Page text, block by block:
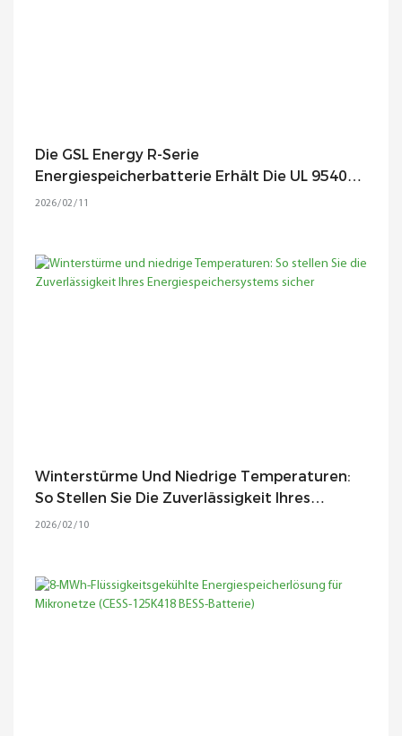
Die GSL Energy R-Serie
Energiespeicherbatterie Erhält Die UL 9540A-
Und UL 1973-Zertifizierungen Und Erfüllt
2026 02 11
Winterstürme Und Niedrige Temperaturen:
So Stellen Sie Die Zuverlässigkeit Ihres
Energiespeichersystems Sicher
2026 02 10